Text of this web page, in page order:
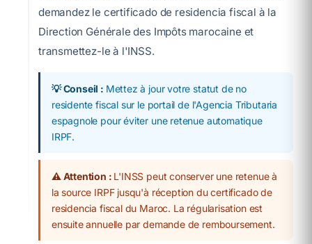
demandez le certificado de residencia fiscal à la
Direction Générale des Impôts marocaine et
transmettez-le à l'INSS.
💡 Conseil : Mettez à jour votre statut de no
residente fiscal sur le portail de l'Agencia Tributaria
espagnole pour éviter une retenue automatique
IRPF.
⚠️ Attention : L'INSS peut conserver une retenue à
la source IRPF jusqu'à réception du certificado de
residencia fiscal du Maroc. La régularisation est
ensuite annuelle par demande de remboursement.